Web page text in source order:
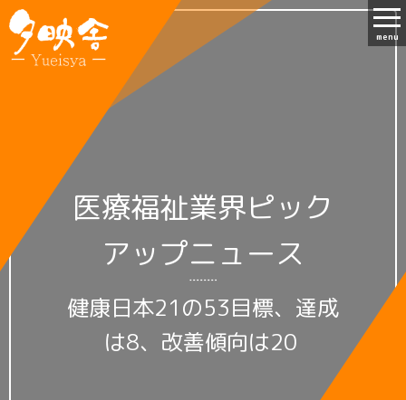
医療福祉業界ピック
アップニュース
健康日本21の53目標、達成
は8、改善傾向は20
menu